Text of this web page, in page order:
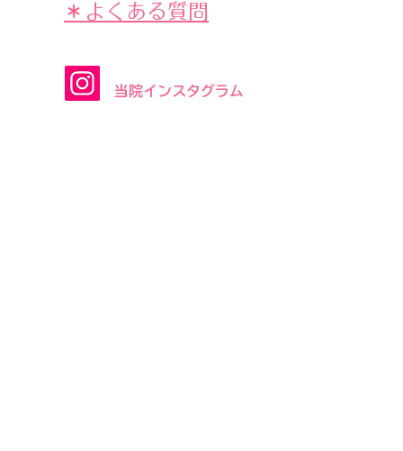
​​＊よくある質問
​当院インスタグラム